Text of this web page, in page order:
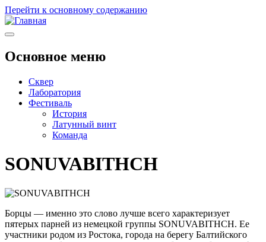
Перейти к основному содержанию
Основное меню
Сквер
Лаборатория
Фестиваль
История
Латунный винт
Команда
SONUVABITHCH
Борцы — именно это слово лучше всего характеризует
пятерых парней из немецкой группы SONUVABITHCH. Ее
участники родом из Ростока, города на берегу Балтийского